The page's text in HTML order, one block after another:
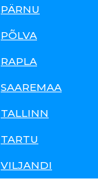
PÄRNU
PÕLVA
RAPLA
SAAREMAA
TALLINN
TARTU
VILJANDI